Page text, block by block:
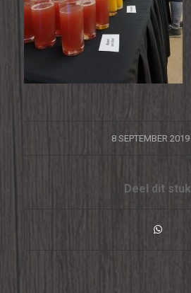
8 SEPTEMBER 2019
/
Deel dit stuk